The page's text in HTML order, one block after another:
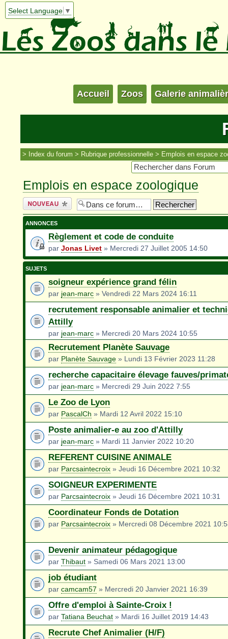
Select Language ▼
Accueil Zoos Galerie
Index du forum Rubrique professionnelle Emplois en espace
Emplois en espace zoologique
Écrire un
nouveau sujet
ANNONCES
Règlement et code de conduite
par Jonas Livet » Mercredi 27 Juillet 2005 14:50
SUJETS
soigneur expérience grand félin
par jean-marc » Vendredi 22 Mars 2024 16:11
recrutement responsable animalier et
Attilly
par jean-marc » Mercredi 20 Mars 2024 10:55
Recrutement Planète Sauvage
par Planète Sauvage » Lundi 13 Février 2023 11:28
recherche capacitaire élevage fauves/
par jean-marc » Mercredi 29 Juin 2022 7:55
Le Zoo de Lyon
par PascalCh » Mardi 12 Avril 2022 15:10
Poste animalier-e au zoo d'Attilly
par jean-marc » Mardi 11 Janvier 2022 10:20
REFERENT CUISINE ANIMALE
par Parcsaintecroix » Jeudi 16 Décembre 2021 10:32
SOIGNEUR EXPERIMENTE
par Parcsaintecroix » Jeudi 16 Décembre 2021 10:31
Coordinateur Fonds de Dotation
par Parcsaintecroix » Mercredi 08 Décembre 2021
Devenir animateur pédagogique
par Thibaut » Samedi 06 Mars 2021 13:00
job étudiant
par camcam57 » Mercredi 20 Janvier 2021 16:39
Offre d'emploi à Sainte-Croix !
par Tatiana Beuchat » Mardi 16 Juillet 2019 14:43
Recrute Chef Animalier (H/F)